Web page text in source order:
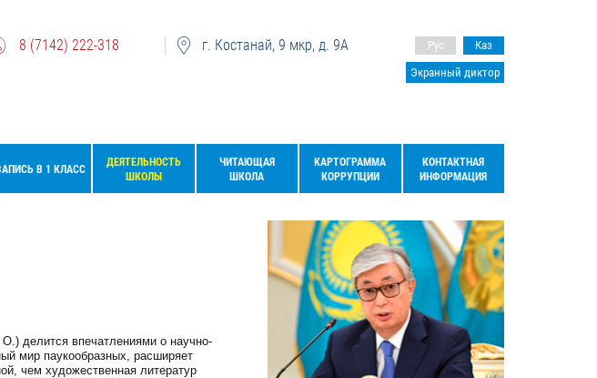
8 (7142) 222-318 г. Костанай, 9 мкр, д. 9А Рус
Каз
Экранный диктор
В 1 КЛАСС
ДЕЯТЕЛЬНОСТЬ
ШКОЛЫ
ЧИТАЮЩАЯ
ШКОЛА
КАРТОГРАММА
КОРРУПЦИИ
КОНТАКТНАЯ
ИНФОРМАЦИЯ
делится впечатлениями о научно-
мир паукообразных, расширяет
чем художественная литератур